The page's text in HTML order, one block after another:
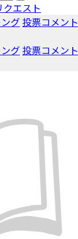
クエスト
グ投票コメント
グ投票コメント